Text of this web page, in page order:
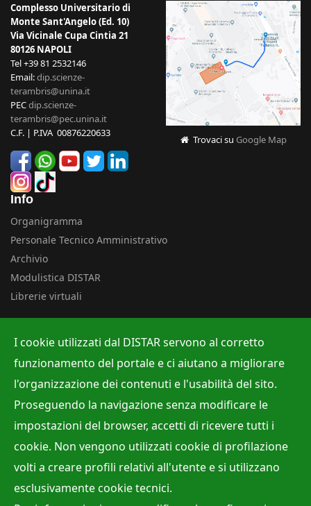
Complesso Universitario di
Monte Sant'Angelo (Ed. 10)
Via Vicinale Cupa Cintia 21
80126 NAPOLI
Tel +39 81 2532146
Email:dip.scienze-
terambris@unina.it
PECdip.scienze-
terambris@pec.unina.it
C.F. | P.IVA 00876220633
Trovaci su Google Map
Info
Organigramma
Personale Tecnico Amministrativo
Archivio
Modulistica DISTAR
Librerie virtuali
Ufficio Contabilità e Bilancio
Ufficio per la Ricerca
Ufficio per la Didattica
Site Map Privacy policy Accessibilità Cookie Policy
Webmaster: Dr. Raffaele Viola
I cookie utilizzati dal DISTAR servono al corretto
funzionamento del portale e ci aiutano a migliorare
l'organizzazione dei contenuti e l'usabilità del sito.
Proseguendo la navigazione senza modificare le
impostazioni del browser, accetti di ricevere tutti i
cookie. Non vengono utilizzati cookie di profilazione
volti a creare profili relativi all'utente e si utilizzano
esclusivamente cookie tecnici.